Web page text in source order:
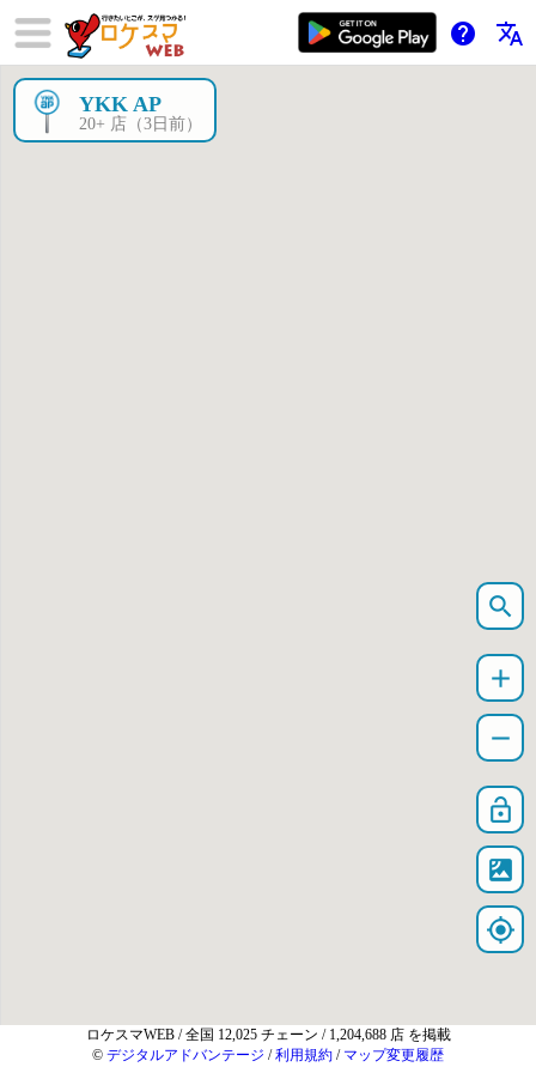
help translate
YKK AP
20+ 店（3日前）
search
add
remove
lock_open
satellite
my_location
ロケスマWEB / 全国 12,025 チェーン / 1,204,688 店 を掲載
© デジタルアドバンテージ /利用規約 / マップ変更履歴